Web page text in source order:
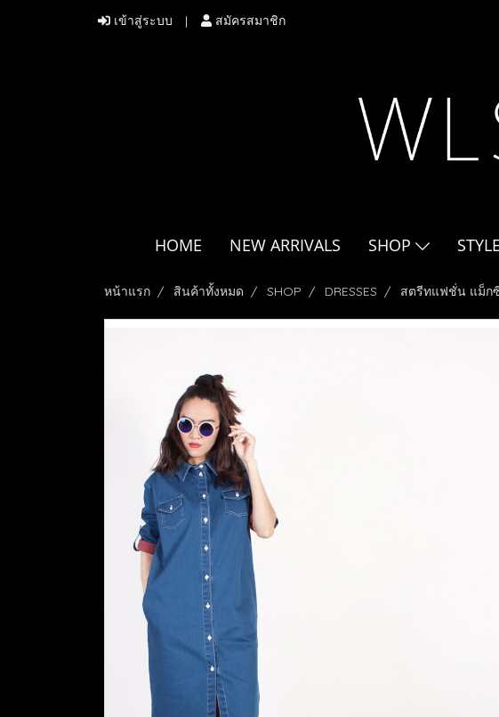
เข้าสู่ระบบ สมัครสมาชิก
HOME NEW ARRIVALS SHOP
หน้าแรก สินค้าทั้งหมด SHOP DRESSES สตรีทแฟชั่น แม็กซี่